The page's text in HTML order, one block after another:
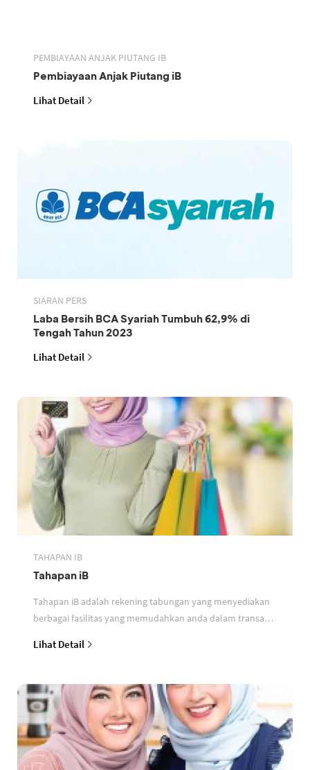
PEMBIAYAAN ANJAK PIUTANG IB
Pembiayaan Anjak Piutang iB
Lihat Detail
SIARAN PERS
Laba Bersih BCA Syariah Tumbuh 62,9% di
Tengah Tahun 2023
Lihat Detail
TAHAPAN IB
Tahapan iB
Tahapan iB adalah rekening tabungan yang menyediakan
berbagai fasilitas yang memudahkan anda dalam transaksi
Lihat Detail